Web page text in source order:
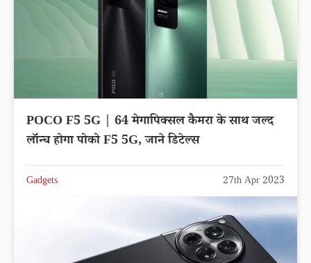
POCO F5 5G | 64 मेगापिक्सल कैमरा के साथ जल्द
लॉन्च होगा पोको F5 5G, जाने डिटेल्स
Gadgets 27th Apr 2023